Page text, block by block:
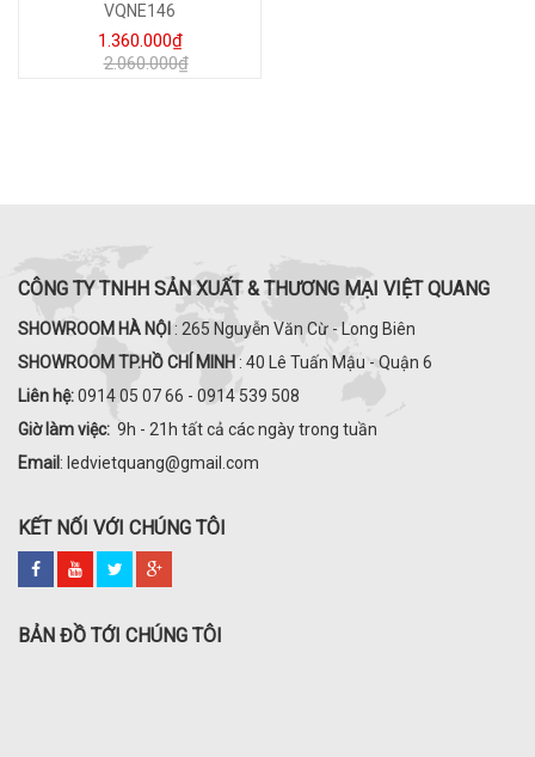
VQNE146
1.360.000₫
2.060.000₫
CÔNG TY TNHH SẢN XUẤT & THƯƠNG MẠI VIỆT QUANG
SHOWROOM HÀ NỘI : 265 Nguyễn Văn Cừ - Long Biên
SHOWROOM TP.HỒ CHÍ MINH : 40 Lê Tuấn Mậu - Quận 6
Liên hệ:0914 05 07 66 - 0914 539 508
Giờ làm việc: 9h - 21h tất cả các ngày trong tuần
Email : ledvietquang@gmail.com
KẾT NỐI VỚI CHÚNG TÔI
BẢN ĐỒ TỚI CHÚNG TÔI